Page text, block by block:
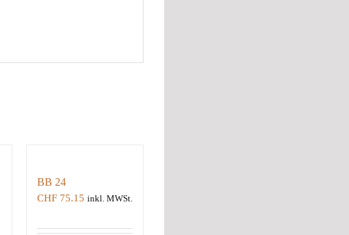
BB 24
CHF75.15 inkl. MWSt.